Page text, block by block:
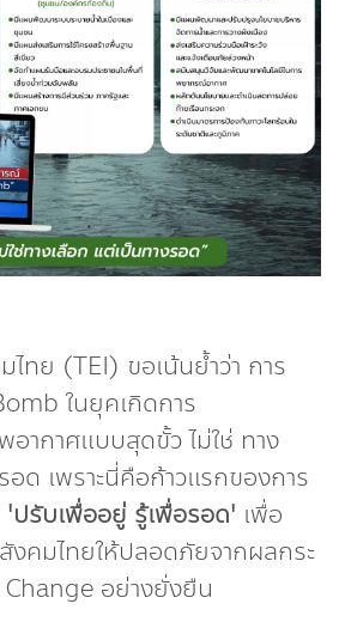
ทย (TEI) ขอเน้นย้ำว่า การ
ในยุคเกิดการ
ากาศแบบสุดขั้ว ไม่ใช่ ทาง
อด เพราะนี่คือก้าวแรกของการ
'ปรับเพื่ออยู่ รู้เพื่อรอด' เพื่อ
งคมไทยให้ปลอดภัยจากผลกระ
อย่างยั่งยืน